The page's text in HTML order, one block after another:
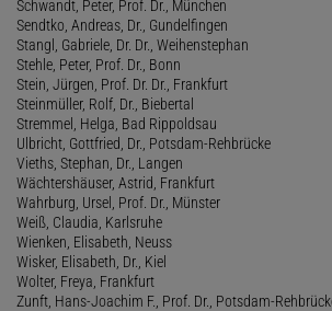
Schwandt, Peter, Prof. Dr., München
Sendtko, Andreas, Dr., Gundelfingen
Stangl, Gabriele, Dr. Dr., Weihenstephan
Stehle, Peter, Prof. Dr., Bonn
Stein, Jürgen, Prof. Dr. Dr., Frankfurt
Steinmüller, Rolf, Dr., Biebertal
Stremmel, Helga, Bad Rippoldsau
Ulbricht, Gottfried, Dr., Potsdam-Rehbrücke
Vieths, Stephan, Dr., Langen
Wächtershäuser, Astrid, Frankfurt
Wahrburg, Ursel, Prof. Dr., Münster
Weiß, Claudia, Karlsruhe
Wienken, Elisabeth, Neuss
Wisker, Elisabeth, Dr., Kiel
Wolter, Freya, Frankfurt
Zunft, Hans-Joachim F., Prof. Dr., Potsdam-